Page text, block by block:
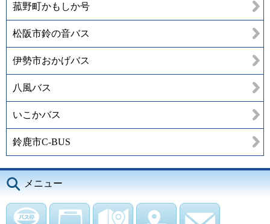
菰野町かもしか号
松阪市鈴の音バス
伊勢市おかげバス
八風バス
いこかバス
鈴鹿市C-BUS
メニュー